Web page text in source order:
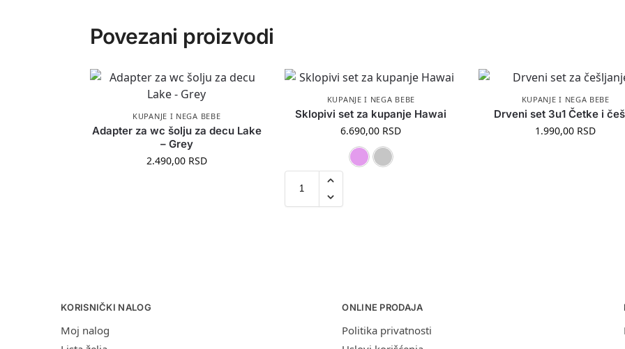
Povezani proizvodi
KUPANJE I NEGA BEBE
Adapter za wc šolju za decu Lake
– Grey
2.490,00 RSD
KUPANJE I NEGA BEBE
Sklopivi set za kupanje Hawai
6.690,00 RSD
KUPANJE I NEGA BEBE
Drveni set 3u1 Četke i
1.990,00 RSD
KORISNIČKI NALOG
Moj nalog
ONLINE PRODAJA
Politika privatnosti